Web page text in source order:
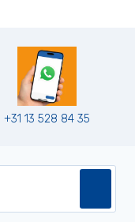
+31 13 528 84 35